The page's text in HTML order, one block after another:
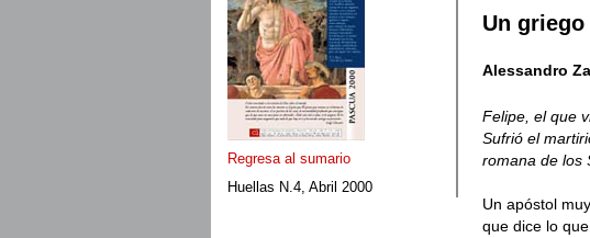
Regresa al sumario
Huellas N.4, Abril 2000
Un
Alessandro
Felipe, el que
Sufrió el
romana de los
Un apóstol
que dice lo